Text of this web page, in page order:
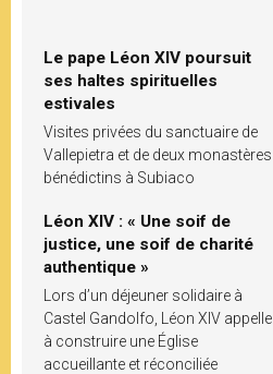
Le pape Léon XIV poursuit
ses haltes spirituelles
estivales
Visites privées du sanctuaire de
Vallepietra et de deux monastères
bénédictins à Subiaco
Léon XIV : « Une soif de
justice, une soif de charité
authentique »
Lors d’un déjeuner solidaire à
Castel Gandolfo, Léon XIV appelle
à construire une Église
accueillante et réconciliée